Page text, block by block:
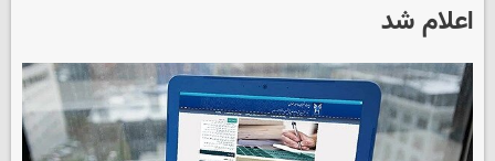
اعلام شد